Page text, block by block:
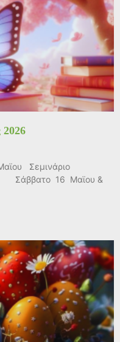
Σεμινάριο
Σάββατο 16 Μαϊου &